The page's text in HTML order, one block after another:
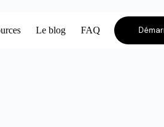
Le blog FAQ